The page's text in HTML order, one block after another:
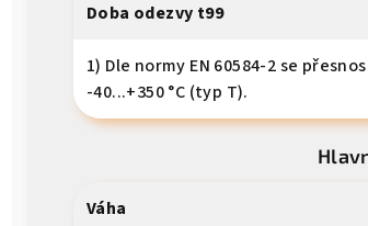
Doba odezvy t99
1) Dle normy EN 60584-2 se
-40...+350 °C (typ T).
Váha